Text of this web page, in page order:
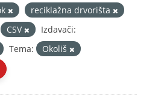
reciklažna drvorišta
CSV
Izdavači:
Tema:
Okoliš